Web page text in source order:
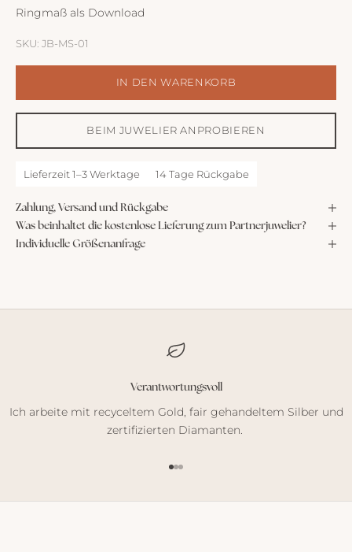
Ringmaß als Download
SKU: JB-MS-01
IN DEN WARENKORB
BEIM JUWELIER ANPROBIEREN
Lieferzeit 1–3 Werktage 14 Tage Rückgabe
Zahlung, Versand und Rückgabe
Was beinhaltet die kostenlose Lieferung zum Partnerjuwelier?
Individuelle Größenanfrage
Verantwortungsvoll
Ich arbeite mit recyceltem Gold, fair gehandeltem Silber und
zertifizierten Diamanten.
Gehe zu Element 1
Gehe zu Element 2
Gehe zu Element 3